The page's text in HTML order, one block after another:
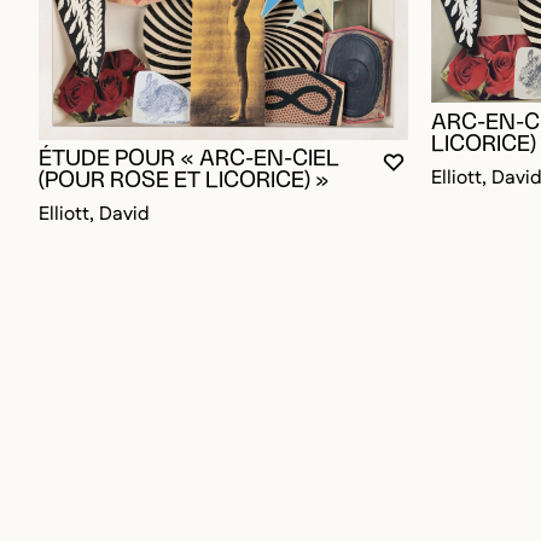
VOUS DEVEZ
FERMER LA
OUVRIR LA
ÉTUDE POUR « ARC-EN-CIEL
(POUR ROSE ET LICORICE) »
Elliott, David
ARC-EN-
LICORICE)
Elliott, David